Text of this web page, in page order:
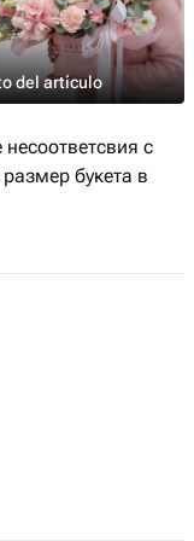
del artículo
с
букета в